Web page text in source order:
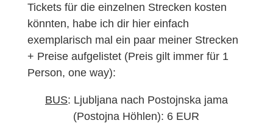
Tickets für die einzelnen Strecken kosten
könnten, habe ich dir hier einfach
exemplarisch mal ein paar meiner Strecken
+ Preise aufgelistet (Preis gilt immer für 1
Person, one way):
BUS: Ljubljana nach Postojnska jama
(Postojna Höhlen): 6 EUR